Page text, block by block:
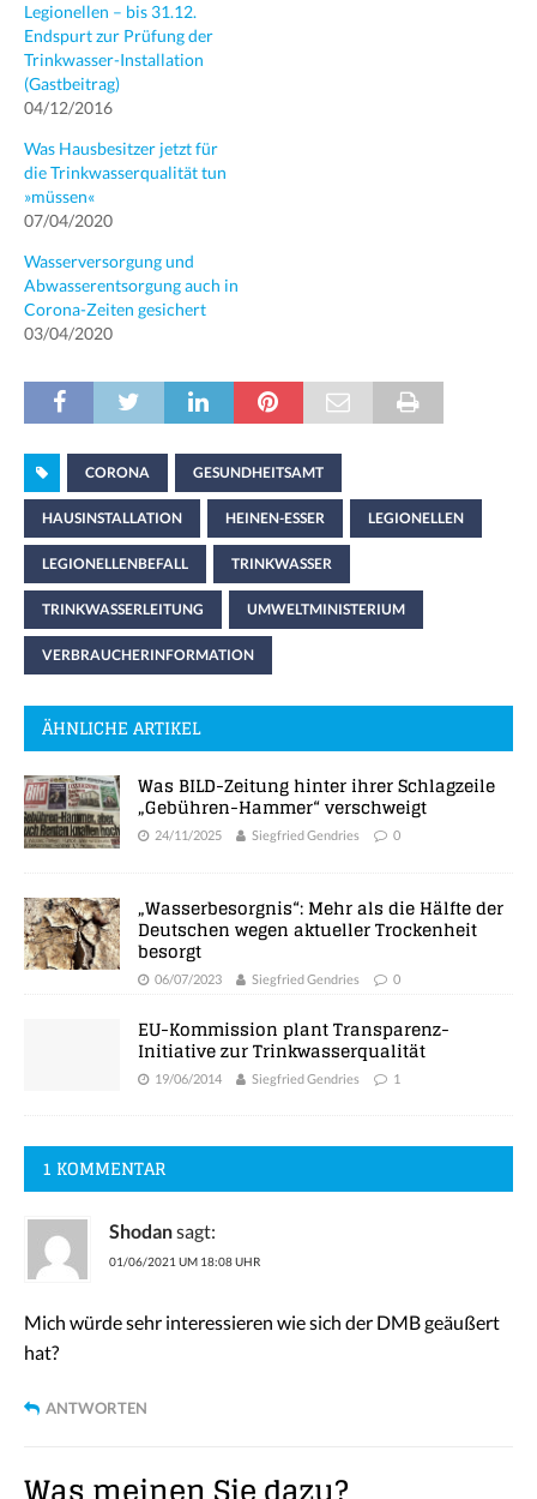
Legionellen – bis 31.12.
Endspurt zur Prüfung der
Trinkwasser-Installation
(Gastbeitrag)
04/12/2016
Was Hausbesitzer jetzt für
die Trinkwasserqualität tun
»müssen«
07/04/2020
Wasserversorgung und
Abwasserentsorgung auch in
Corona-Zeiten gesichert
03/04/2020
CORONA GESUNDHEITSAMT
HAUSINSTALLATION HEINEN-ESSER LEGIONELLEN
LEGIONELLENBEFALL TRINKWASSER
TRINKWASSERLEITUNG UMWELTMINISTERIUM
VERBRAUCHERINFORMATION
ÄHNLICHE ARTIKEL
Was BILD-Zeitung hinter ihrer Schlagzeile
„Gebühren-Hammer“ verschweigt
24/11/2025 Siegfried Gendries 0
„Wasserbesorgnis“: Mehr als die Hälfte der
Deutschen wegen aktueller Trockenheit
besorgt
06/07/2023 Siegfried Gendries 0
EU-Kommission plant Transparenz-
Initiative zur Trinkwasserqualität
19/06/2014 Siegfried Gendries 1
1 KOMMENTAR
Shodansagt:
01/06/2021 UM 18:08 UHR
Mich würde sehr interessieren wie sich der DMB geäußert
hat?
ANTWORTEN